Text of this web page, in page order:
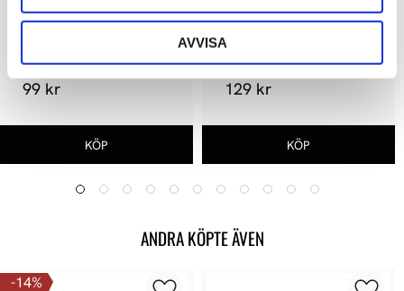
AVVISA
Ortofon Alignment Tool
99 kr
Ortofon Premium
129 kr
ANDRA KÖPTE ÄVEN
14%